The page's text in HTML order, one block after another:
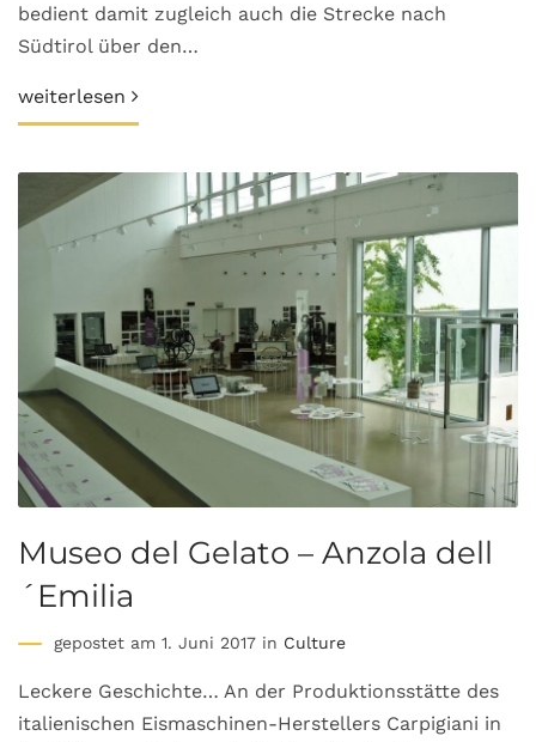
bedient damit zugleich auch die Strecke nach
Südtirol über den…
weiterlesen
Museo del Gelato – Anzola dell
´Emilia
gepostet am 1. Juni 2017 in Culture
Leckere Geschichte… An der Produktionsstätte des
italienischen Eismaschinen-Herstellers Carpigiani in